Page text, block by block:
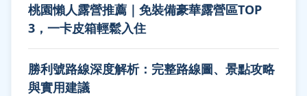
桃園懶人露營推薦｜免裝備豪華露營區TOP
3，一卡皮箱輕鬆入住
勝利號路線深度解析：完整路線圖、景點攻略
與實用建議